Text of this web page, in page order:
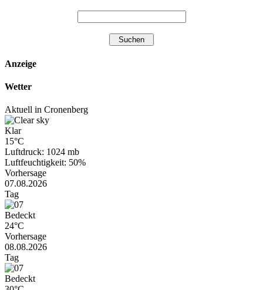
Anzeige
Wetter
Aktuell in Cronenberg
Klar
15°C
Luftdruck: 1024 mb
Luftfeuchtigkeit: 50%
Vorhersage
07.08.2026
Tag
Bedeckt
24°C
Vorhersage
08.08.2026
Tag
Bedeckt